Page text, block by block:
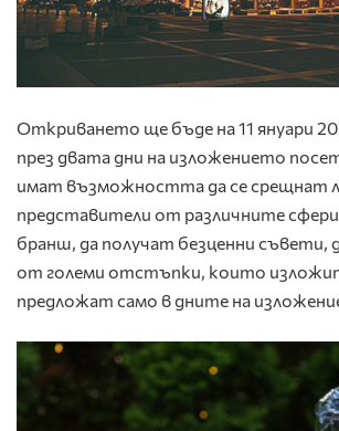
Откриването ще бъде на 11 януари
през двата дни на изложението
имат възможността да се срещнат
представители от различните
бранш, да получат безценни съвети,
от големи отстъпки, които
предложат само в дните на